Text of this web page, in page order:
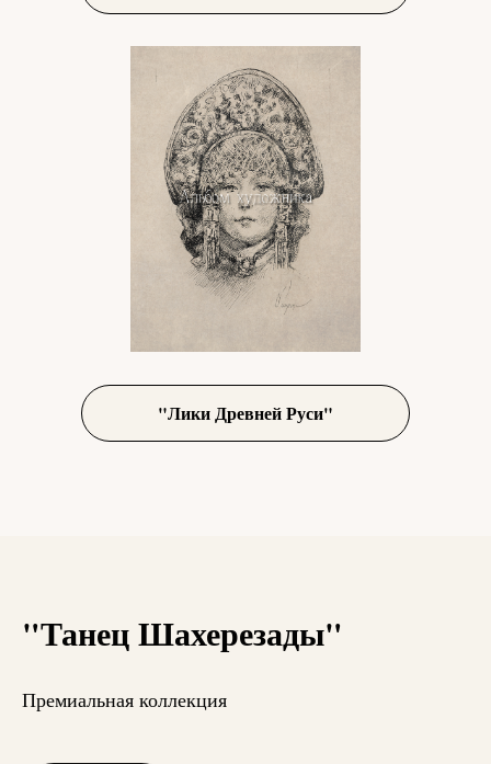
"Лики Древней Руси"
"Танец Шахерезады"
Премиальная коллекция